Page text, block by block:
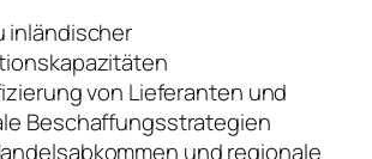
inländischer
von Lieferanten und
Beschaffungsstrategien
und regionale